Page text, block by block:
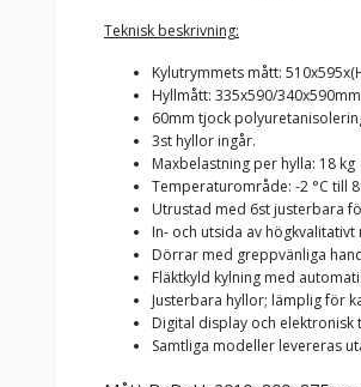
Teknisk beskrivning:
Kylutrymmets mått:
Hyllmått: 335x590/340x590mm
60mm tjock
3st hyllor ingår.
Maxbelastning per hylla: 18 kg
Temperaturområde: -2 °C till 8
Utrustad med 6st justerbara
In- och utsida av
Dörrar med greppvänliga
Fläktkyld kylning med
Justerbara hyllor; lämplig för
Digital display och elektronisk
Samtliga modeller levereras